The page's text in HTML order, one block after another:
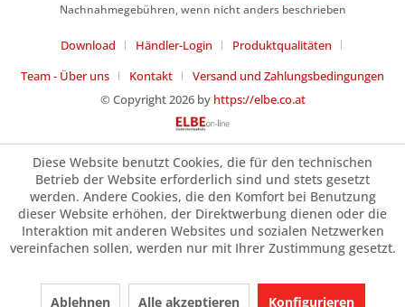
Nachnahmegebühren, wenn nicht anders beschrieben
Download Händler-Login
Produktqualitäten
Team - Über uns
Kontakt
Versand und Zahlungsbedingungen
© Copyright 2026 by https://elbe.co.at
Diese Website benutzt Cookies, die für den technischen
Betrieb der Website erforderlich sind und stets gesetzt
werden. Andere Cookies, die den Komfort bei Benutzung
dieser Website erhöhen, der Direktwerbung dienen oder die
Interaktion mit anderen Websites und sozialen Netzwerken
vereinfachen sollen, werden nur mit Ihrer Zustimmung gesetzt.
Ablehnen Alle akzeptieren Konfigurieren